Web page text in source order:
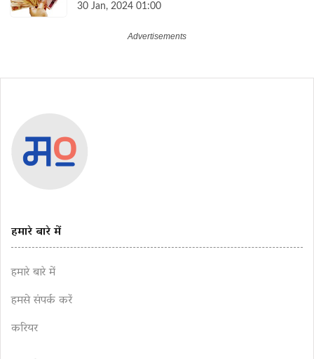
30 Jan, 2024 01:00
हमारे बारे में
हमारे बारे में
हमसे संपर्क करें
करियर